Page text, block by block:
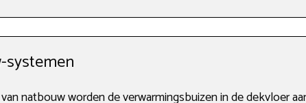
systemen
natbouw worden de verwarmingsbuizen in de dekvloer